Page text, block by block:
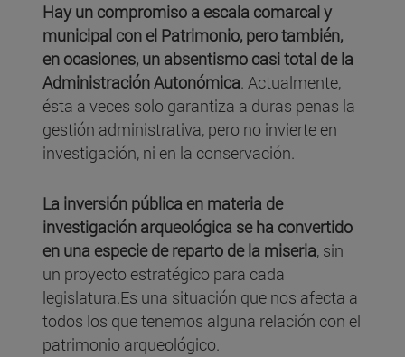
Hay un compromiso a escala comarcal y
municipal con el Patrimonio, pero también,
en ocasiones, un absentismo casi total de la
Administración Autonómica. Actualmente,
ésta a veces solo garantiza a duras penas la
gestión administrativa, pero no invierte en
investigación, ni en la conservación.
La inversión pública en materia de
investigación arqueológica se ha convertido
en una especie de reparto de la miseria, sin
un proyecto estratégico para cada
legislatura.Es una situación que nos afecta a
todos los que tenemos alguna relación con el
patrimonio arqueológico.